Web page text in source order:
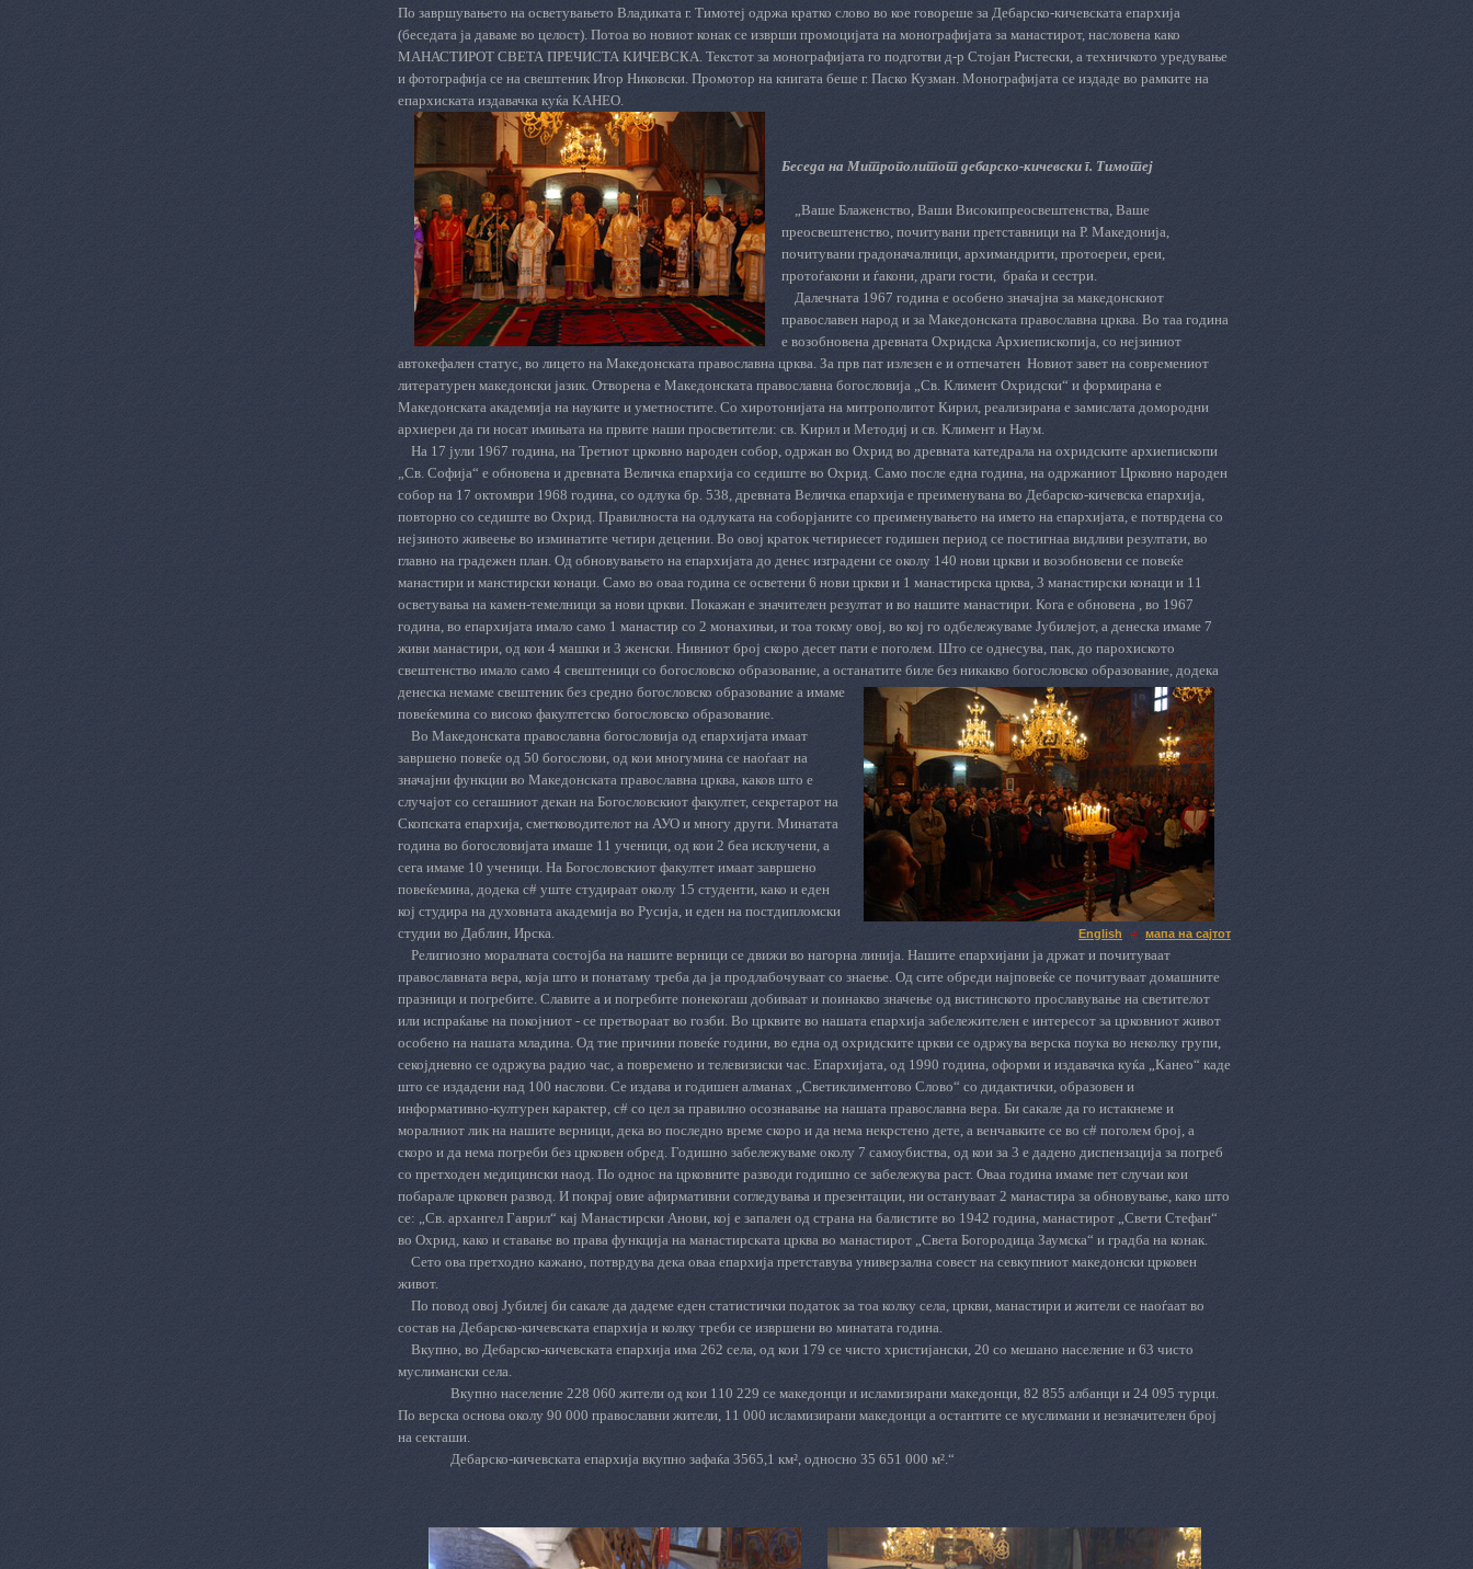
По завршувањето на осветувањето Владиката г. Тимотеј одржа кратко слово во кое говореше за Дебарско-кичевската епархија
(беседата ја даваме во целост). Потоа во новиот конак се изврши промоцијата на монографијата за манастирот, насловена како
МАНАСТИРОТ СВЕТА ПРЕЧИСТА КИЧЕВСКА. Текстот за монографијата го подготви д-р Стојан Ристески, а техничкото уредување
и фотографија се на свештеник Игор Никовски. Промотор на книгата беше г. Паско Кузман. Монографијата се издаде во рамките на
епархиската издавачка куќа КАНЕО.
Беседа на Митрополитот дебарско-кичевски г. Тимотеј
„Ваше Блаженство, Ваши Високипреосвештенства, Ваше
преосвештенство, почитувани претставници на Р. Македонија,
почитувани градоначалници, архимандрити, протоереи, ереи,
протоѓакони и ѓакони, драги гости, браќа и сестри.
Далечната 1967 година е особено значајна за македонскиот
православен народ и за Македонската православна црква. Во таа година
е возобновена древната Охридска Архиепископија, со нејзиниот
автокефален статус, во лицето на Македонската православна црква. За прв пат излезен е и отпечатен Новиот завет на современиот
литературен македонски јазик. Отворена е Македонската православна богословија „Св. Климент Охридски“ и формирана е
Македонската академија на науките и уметностите. Со хиротонијата на митрополитот Кирил, реализирана е замислата домородни
архиереи да ги носат имињата на првите наши просветители: св. Кирил и Методиј и св. Климент и Наум.
На 17 јули 1967 година, на Третиот црковно народен собор, одржан во Охрид во древната катедрала на охридските архиепископи
„Св. Софија“ е обновена и древната Величка епархија со седиште во Охрид. Само после една година, на одржаниот Црковно народен
собор на 17 октомври 1968 година, со одлука бр. 538, древната Величка епархија е преименувана во Дебарско-кичевска епархија,
повторно со седиште во Охрид. Правилноста на одлуката на соборјаните со преименувањето на името на епархијата, е потврдена со
нејзиното живеење во изминатите четири децении. Во овој краток четириесет годишен период се постигнаа видливи резултати, во
главно на градежен план. Од обновувањето на епархијата до денес изградени се околу 140 нови цркви и возобновени се повеќе
манастири и манстирски конаци. Само во оваа година се осветени 6 нови цркви и 1 манастирска црква, 3 манастирски конаци и 11
осветувања на камен-темелници за нови цркви. Покажан е значителен резултат и во нашите манастири. Кога е обновена , во 1967
година, во епархијата имало само 1 манастир со 2 монахињи, и тоа токму овој, во кој го одбележуваме Јубилејот, а денеска имаме 7
живи манастири, од кои 4 машки и 3 женски. Нивниот број скоро десет пати е поголем. Што се однесува, пак, до парохиското
свештенство имало само 4 свештеници со богословско образование, а останатите биле без никакво богословско образование, додека
денеска немаме свештеник без средно богословско образование а имаме
повеќемина со високо факултетско богословско образование.
Во Македонската православна богословија од епархијата имаат
завршено повеќе од 50 богослови, од кои многумина се наоѓаат на
значајни функции во Македонската православна црква, каков што е
случајот со сегашниот декан на Богословскиот факултет, секретарот на
Скопската епархија, сметководителот на АУО и многу други. Минатата
година во богословијата имаше 11 ученици, од кои 2 беа исклучени, а
сега имаме 10 ученици. На Богословскиот факултет имаат завршено
повеќемина, додека с# уште студираат околу 15 студенти, како и еден
кој студира на духовната академија во Русија, и еден на постдипломски
студии во Даблин, Ирска.
Религиозно моралната состојба на нашите верници се движи во нагорна линија. Нашите епархијани ја држат и почитуваат
православната вера, која што и понатаму треба да ја продлабочуваат со знаење. Од сите обреди најповеќе се почитуваат домашните
празници и погребите. Славите а и погребите понекогаш добиваат и поинакво значење од вистинското прославување на светителот
или испраќање на покојниот - се претвораат во гозби. Во црквите во нашата епархија забележителен е интересот за црковниот живот
особено на нашата младина. Од тие причини повеќе години, во една од охридските цркви се одржува верска поука во неколку групи,
секојдневно се одржува радио час, а повремено и телевизиски час. Епархијата, од 1990 година, оформи и издавачка куќа „Канео“ каде
што се издадени над 100 наслови. Се издава и годишен алманах „Светиклиментово Слово“ со дидактички, образовен и
информативно-културен карактер, с# со цел за правилно осознавање на нашата православна вера. Би сакале да го истакнеме и
моралниот лик на нашите верници, дека во последно време скоро и да нема некрстено дете, а венчавките се во с# поголем број, а
скоро и да нема погреби без црковен обред. Годишно забележуваме околу 7 самоубиства, од кои за 3 е дадено диспензација за погреб
со претходен медицински наод. По однос на црковните разводи годишно се забележува раст. Оваа година имаме пет случаи кои
побарале црковен развод. И покрај овие афирмативни согледувања и презентации, ни остануваат 2 манастира за обновување, како што
се: „Св. архангел Гаврил“ кај Манастирски Анови, кој е запален од страна на балистите во 1942 година, манастирот „Свети Стефан“
во Охрид, како и ставање во права функција на манастирската црква во манастирот „Света Богородица Заумска“ и градба на конак.
Сето ова претходно кажано, потврдува дека оваа епархија претставува универзална совест на севкупниот македонски црковен
живот.
По повод овој Јубилеј би сакале да дадеме еден статистички податок за тоа колку села, цркви, манастири и жители се наоѓаат во
состав на Дебарско-кичевската епархија и колку треби се извршени во минатата година.
Вкупно, во Дебарско-кичевската епархија има 262 села, од кои 179 се чисто христијански, 20 со мешано население и 63 чисто
муслимански села.
Вкупно население 228 060 жители од кои 110 229 се македонци и исламизирани македонци, 82 855 албанци и 24 095 турци.
По верска основа околу 90 000 православни жители, 11 000 исламизирани македонци а остантите се муслимани и незначителен број
на секташи.
Дебарско-кичевската епархија вкупно зафаќа 3565,1 км², односно 35 651 000 м².“
English мапа на сајтот